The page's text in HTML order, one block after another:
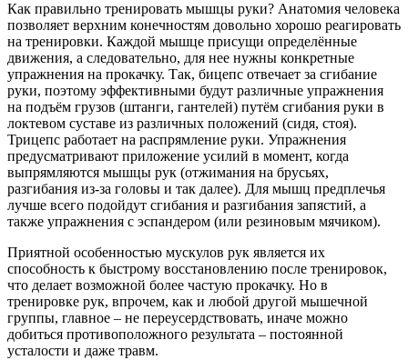
Как правильно тренировать мышцы руки? Анатомия человека
позволяет верхним конечностям довольно хорошо реагировать
на тренировки. Каждой мышце присущи определённые
движения, а следовательно, для нее нужны конкретные
упражнения на прокачку. Так, бицепс отвечает за сгибание
руки, поэтому эффективными будут различные упражнения
на подъём грузов (штанги, гантелей) путём сгибания руки в
локтевом суставе из различных положений (сидя, стоя).
Трицепс работает на распрямление руки. Упражнения
предусматривают приложение усилий в момент, когда
выпрямляются мышцы рук (отжимания на брусьях,
разгибания из-за головы и так далее). Для мышц предплечья
лучше всего подойдут сгибания и разгибания запястий, а
также упражнения с эспандером (или резиновым мячиком).
Приятной особенностью мускулов рук является их
способность к быстрому восстановлению после тренировок,
что делает возможной более частую прокачку. Но в
тренировке рук, впрочем, как и любой другой мышечной
группы, главное – не переусердствовать, иначе можно
добиться противоположного результата – постоянной
усталости и даже травм.